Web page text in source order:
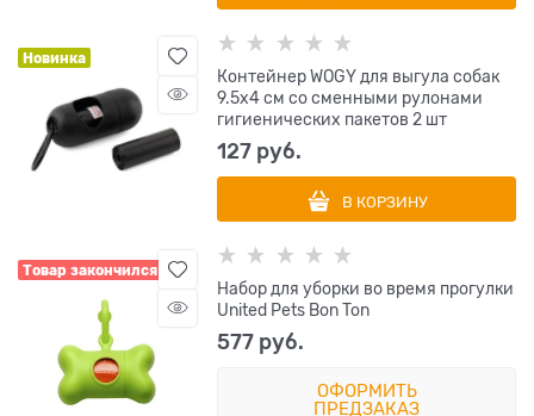
Новинка
Контейнер WOGY для выгула собак
9.5х4 см со сменными рулонами
гигиенических пакетов 2 шт
127 руб.
В КОРЗИНУ
Товар закончился
Набор для уборки во время прогулки
United Pets Bon Ton
577 руб.
ОФОРМИТЬ
ПРЕДЗАКАЗ